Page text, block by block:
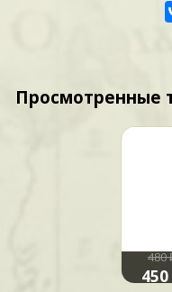
Просмотренные
480